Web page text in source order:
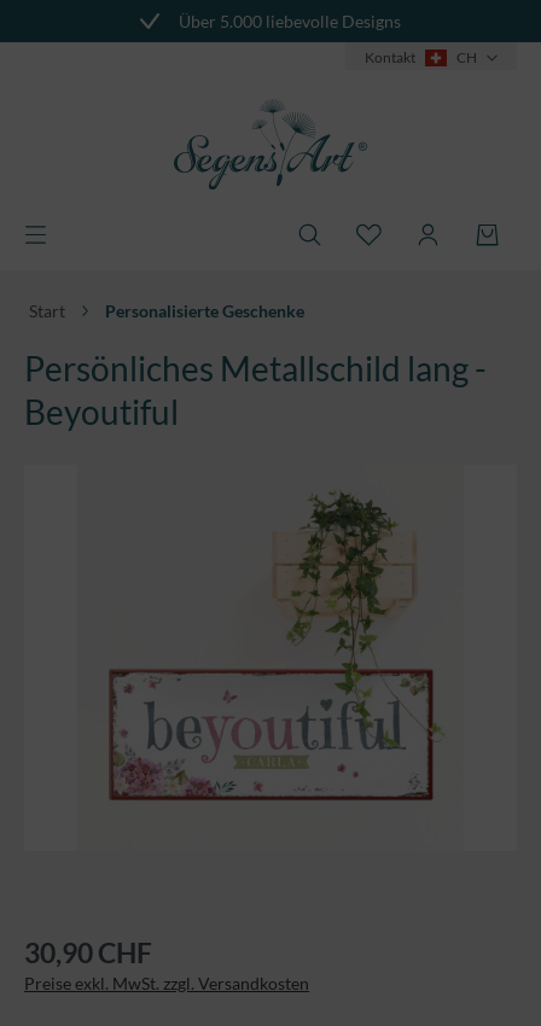
Über 5.000 liebevolle Designs
Kontakt CH
Start Personalisierte Geschenke
Persönliches Metallschild lang -
Beyoutiful
30,90 CHF
Preise exkl. MwSt. zzgl. Versandkosten